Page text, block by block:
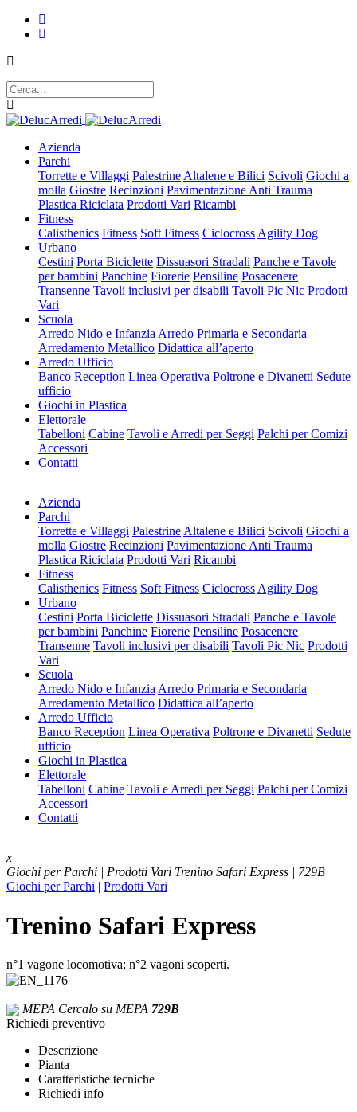
Azienda
Parchi
Torrette e Villaggi Palestrine Altalene e Bilici Scivoli Giochi a
molla Giostre Recinzioni Pavimentazione Anti Trauma
Plastica Riciclata Prodotti Vari Ricambi
Fitness
Calisthenics Fitness Soft Fitness Ciclocross Agility Dog
Urbano
Cestini Porta Biciclette Dissuasori Stradali Panche e Tavole
per bambini Panchine Fiorerie Pensiline Posacenere
Transenne Tavoli inclusivi per disabili Tavoli Pic Nic Prodotti
Vari
Scuola
Arredo Nido e Infanzia Arredo Primaria e Secondaria
Arredamento Metallico Didattica all’aperto
Arredo Ufficio
Banco Reception Linea Operativa Poltrone e Divanetti Sedute
ufficio
Giochi in Plastica
Elettorale
Tabelloni Cabine Tavoli e Arredi per Seggi Palchi per Comizi
Accessori
Contatti
Azienda
Parchi
Torrette e Villaggi Palestrine Altalene e Bilici Scivoli Giochi a
molla Giostre Recinzioni Pavimentazione Anti Trauma
Plastica Riciclata Prodotti Vari Ricambi
Fitness
Calisthenics Fitness Soft Fitness Ciclocross Agility Dog
Urbano
Cestini Porta Biciclette Dissuasori Stradali Panche e Tavole
per bambini Panchine Fiorerie Pensiline Posacenere
Transenne Tavoli inclusivi per disabili Tavoli Pic Nic Prodotti
Vari
Scuola
Arredo Nido e Infanzia Arredo Primaria e Secondaria
Arredamento Metallico Didattica all’aperto
Arredo Ufficio
Banco Reception Linea Operativa Poltrone e Divanetti Sedute
ufficio
Giochi in Plastica
Elettorale
Tabelloni Cabine Tavoli e Arredi per Seggi Palchi per Comizi
Accessori
Contatti
x
Giochi per Parchi | Prodotti Vari Trenino Safari Express | 729B
Giochi per Parchi | Prodotti Vari
Trenino Safari Express
n°1 vagone locomotiva; n°2 vagoni scoperti.
MEPA Cercalo su MEPA 729B
Richiedi preventivo
Descrizione
Pianta
Caratteristiche tecniche
Richiedi info